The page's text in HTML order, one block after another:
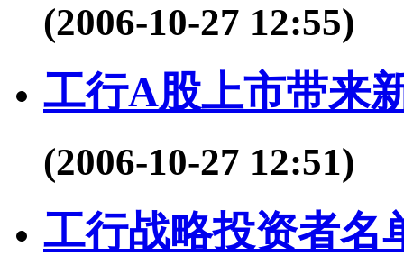
(2006-10-27 12:55)
工行A股上市带来
(2006-10-27 12:51)
工行战略投资者名